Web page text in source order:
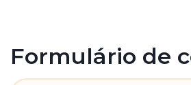
Formulário de